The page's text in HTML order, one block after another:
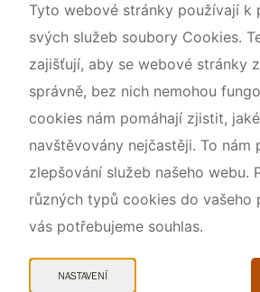
Tyto webové stránky používají k
svých služeb soubory Cookies.
zajišťují, aby se webové stránky
správně, bez nich nemohou
cookies nám pomáhají zjistit,
navštěvovány nejčastěji. To nám
zlepšování služeb našeho webu.
různých typů cookies do vašeho
vás potřebujeme souhlas.
NASTAVENÍ